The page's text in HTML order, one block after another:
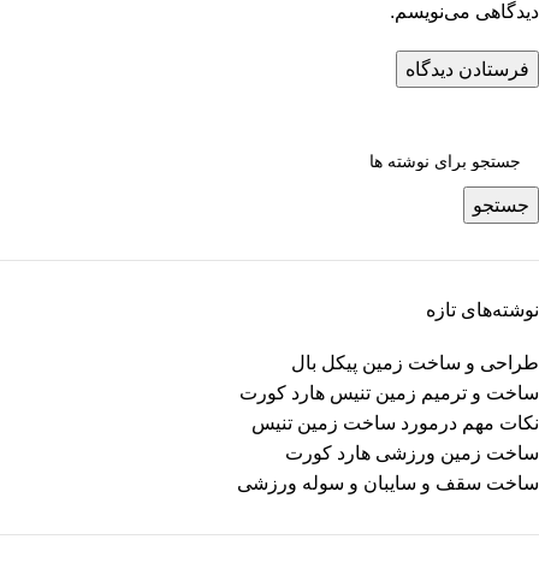
دیدگاهی می‌نویسم.
جستجو
نوشته‌های تازه
طراحی و ساخت زمین پیکل بال
ساخت و ترمیم زمین تنیس هارد کورت
نکات مهم درمورد ساخت زمین تنیس
ساخت زمین ورزشی هارد کورت
ساخت سقف و سایبان و سوله ورزشی